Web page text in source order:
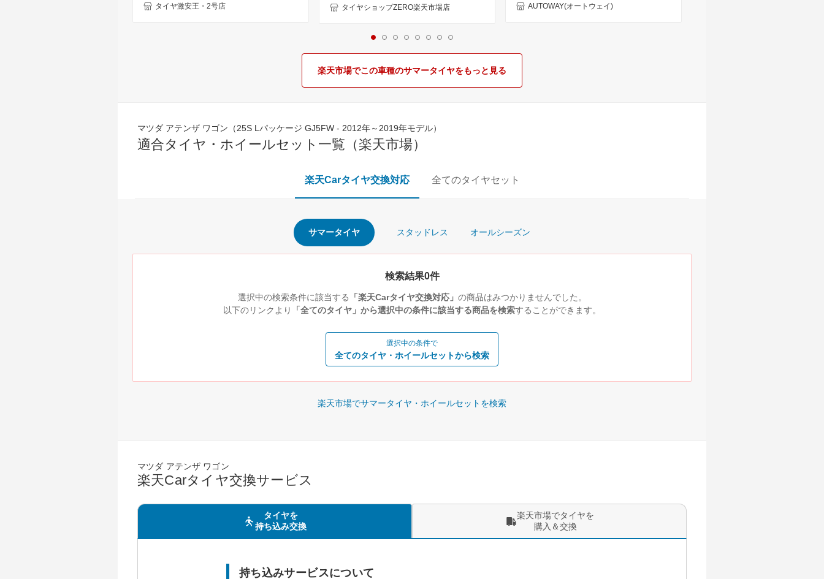
ヤ 4本組
タイヤ激安王・2号店 タイヤショップZERO楽天市場店 AUTOWAY(オートウェイ)
楽天市場でこの車種のサマータイヤをもっと見る
マツダ アテンザ ワゴン（25S Lパッケージ GJ5FW - 2012年～2019年モデル）
適合タイヤ・ホイールセット一覧（楽天市場）
楽天Carタイヤ交換対応 全てのタイヤセット
サマータイヤ スタッドレス オールシーズン
検索結果0件
選択中の検索条件に該当する 「楽天Carタイヤ交換対応」 の商品はみつかりませんでした。
以下のリンクより
「全てのタイヤ」から選択中の条件に該当する商品を検索することができます。
選択中の条件で
全てのタイヤ・ホイールセットから検索
楽天市場でサマータイヤ・ホイールセットを検索
マツダ アテンザ ワゴン
楽天Carタイヤ交換サービス
タイヤを
持ち込み交換
楽天市場でタイヤを
購入＆交換
持ち込みサービスについて